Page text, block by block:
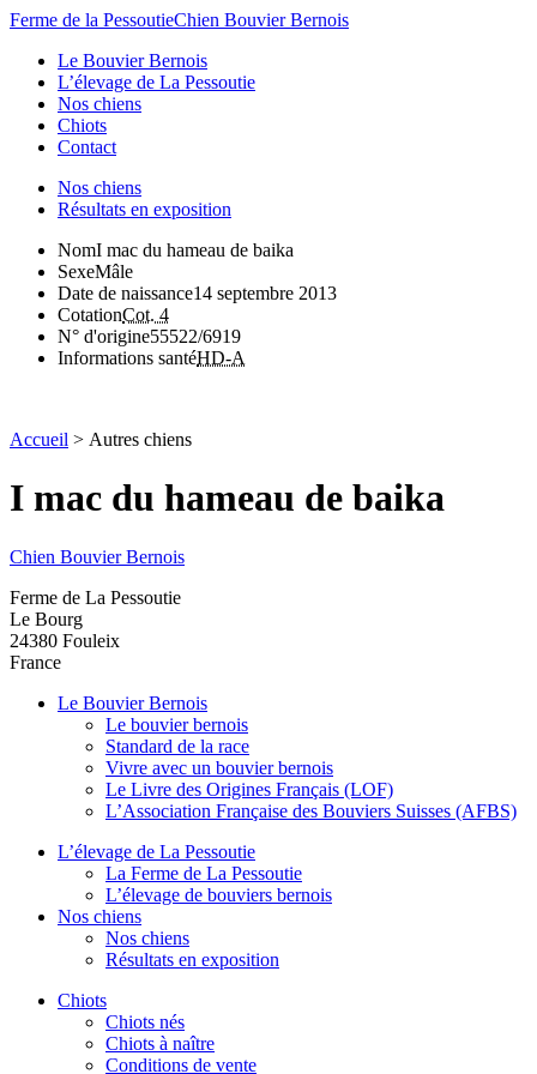
Ferme de la PessoutieChien Bouvier Bernois
Le Bouvier Bernois
L’élevage de La Pessoutie
Nos chiens
Chiots
Contact
Nos chiens
Résultats en exposition
NomI mac du hameau de baika
SexeMâle
Date de naissance14 septembre 2013
CotationCot. 4
N° d'origine55522/6919
Informations santéHD-A
Accueil > Autres chiens
I mac du hameau de baika
Chien Bouvier Bernois
Ferme de La Pessoutie
Le Bourg
24380 Fouleix
France
Le Bouvier Bernois
Le bouvier bernois
Standard de la race
Vivre avec un bouvier bernois
Le Livre des Origines Français (LOF)
L’Association Française des Bouviers Suisses (AFBS)
L’élevage de La Pessoutie
La Ferme de La Pessoutie
L’élevage de bouviers bernois
Nos chiens
Nos chiens
Résultats en exposition
Chiots
Chiots nés
Chiots à naître
Conditions de vente